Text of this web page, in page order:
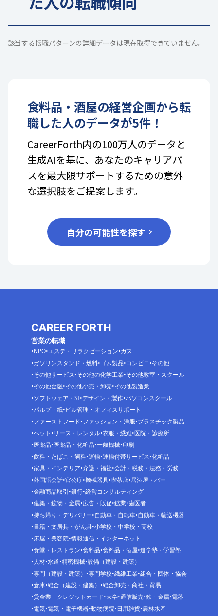
該当する転職パターンの詳細データは現在取得できていません。
食料品・酒屋の経営企画から転
職した人のデータが5件！
CareerForth内の100万人のデータと
生成AIを基に、あなたのキャリアパ
スを最大限サポートするための意外
な選択肢をご提案します。
自分の可能性を探す
CAREER FORTH
営業の転職
NPO エステ・リラクゼーション ガス
ガソリンスタンド・燃料 ゴム製品 コンビニ その他
その他サービス その他の化学工業 その他教室・スクール
その他金融 その他小売・卸売 その他製造業
ソフトウェア・SI デザイン・製作 パソコンスクール
パルプ・紙 ビル管理・オフィスサポート
ファーストフード ファッション・洋服 プラスチック製品
ペット リース・レンタル 衣服・繊維 医院・診療所
医薬品 医薬品・化粧品 一般機械 印刷
飲料・たばこ・飼料 運輸 運輸付帯サービス 化粧品
家具・インテリア 介護・福祉 会計・税務・法務・労務
外国語会話 官公庁 機械器具 喫茶店 居酒屋・バー
金融商品取引 銀行 経営コンサルティング
建築・鉱物・金属 広告・販促 鉱業 歯医者
持ち帰り・デリバリー 自動車・自転車 自動車・輸送機器
書籍・文房具・がん具 小学校・中学校・高校
床屋・美容院 情報通信・インターネット
食堂・レストラン 食料品 食料品・酒屋 進学塾・学習塾
人材 水道 精密機械 設備（建設・建築）
専門（建設・建築）
専門学校 繊維工業 組合・団体・協会
倉庫 総合（建設・建築）
総合卸売・商社・貿易
貸金業・クレジットカード 大学 通信販売 鉄・金属 電器
電気 電気・電子機器 動物病院 日用雑貨 農林水産